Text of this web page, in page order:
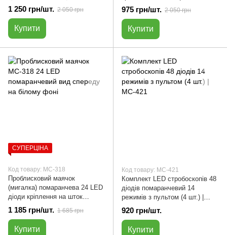
1 250 грн/шт. 2 050 грн
Купити
975 грн/шт. 2 050 грн
Купити
СУПЕРЦІНА
Код товару: МС-318
Проблисковий маячок
(мигалка) помаранчева 24 LED
діоди кріплення на шток
бездротового з'єднання |
МС-318
1 185 грн/шт. 1 685 грн
Купити
Код товару: МС-421
Комплект LED стробоскопів 48
діодів помаранчевий 14
режимів з пультом (4 шт.) |
МС-421
920 грн/шт.
Купити